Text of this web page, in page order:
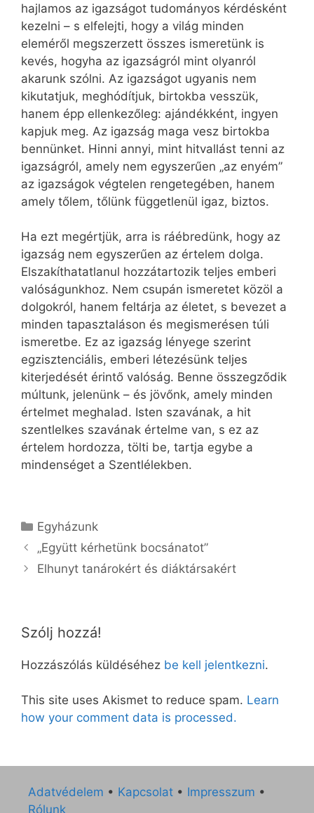
hajlamos az igazságot tudományos kérdésként
kezelni – s elfelejti, hogy a világ minden
eleméről megszerzett összes ismeretünk is
kevés, hogyha az igazságról mint olyanról
akarunk szólni. Az igazságot ugyanis nem
kikutatjuk, meghódítjuk, birtokba vesszük,
hanem épp ellenkezőleg: ajándékként, ingyen
kapjuk meg. Az igazság maga vesz birtokba
bennünket. Hinni annyi, mint hitvallást tenni az
igazságról, amely nem egyszerűen „az enyém”
az igazságok végtelen rengetegében, hanem
amely tőlem, tőlünk függetlenül igaz, biztos.
Ha ezt megértjük, arra is ráébredünk, hogy az
igazság nem egyszerűen az értelem dolga.
Elszakíthatatlanul hozzátartozik teljes emberi
valóságunkhoz. Nem csupán ismeretet közöl a
dolgokról, hanem feltárja az életet, s bevezet a
minden tapasztaláson és megismerésen túli
ismeretbe. Ez az igazság lényege szerint
egzisztenciális, emberi létezésünk teljes
kiterjedését érintő valóság. Benne összegződik
múltunk, jelenünk – és jövőnk, amely minden
értelmet meghalad. Isten szavának, a hit
szentlelkes szavának értelme van, s ez az
értelem hordozza, tölti be, tartja egybe a
mindenséget a Szentlélekben.
Kategória
Egyházunk
„Együtt kérhetünk bocsánatot”
Elhunyt tanárokért és diáktársakért
Szólj hozzá!
Hozzászólás küldéséhez be kell jelentkezni.
This site uses Akismet to reduce spam. Learn
how your comment data is processed.
Adatvédelem • Kapcsolat • Impresszum •
Rólunk